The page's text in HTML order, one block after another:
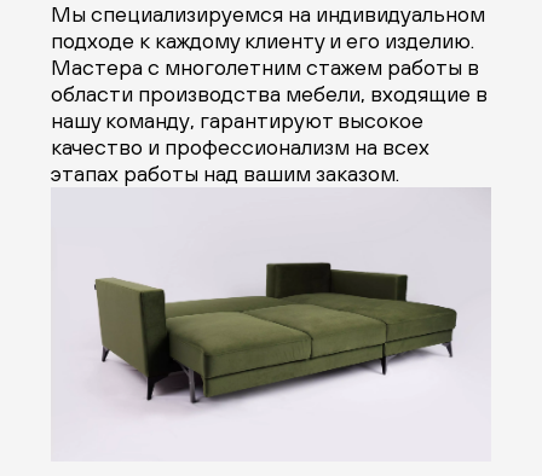
Мы специализируемся на индивидуальном
подходе к каждому клиенту и его изделию.
Мастера с многолетним стажем работы в
области производства мебели, входящие в
нашу команду, гарантируют высокое
качество и профессионализм на всех
этапах работы над вашим заказом.